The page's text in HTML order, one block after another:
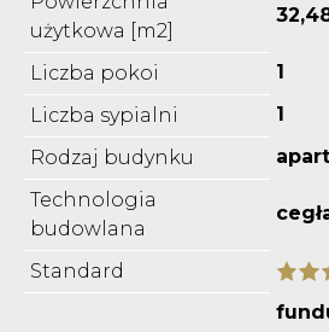
użytkowa [m2]
Liczba pokoi
1
Liczba sypialni
1
Rodzaj budynku
Technologia
budowlana
Standard